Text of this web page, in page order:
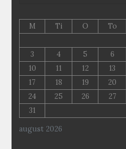
august 2026
M Ti O To
3
4 5 6
10
11 12 13
17
18 19 20
24
25 26 27
31